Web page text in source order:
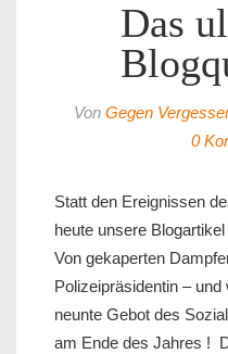
Das
Von Gegen
0
Statt den Ereignissen
heute unsere
Von gekaperten
Polizeipräsidentin –
neunte Gebot des
am Ende des Jahres !